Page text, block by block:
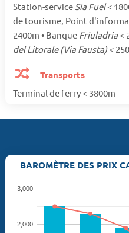
Station-service Sia Fuel<
de tourisme, Point
2400m • Banque Friuladria <
del Litorale (Via Fausta) <
Transports
Terminal de ferry < 3800m
BAROMÈTRE DES PRIX
2,000
3,000